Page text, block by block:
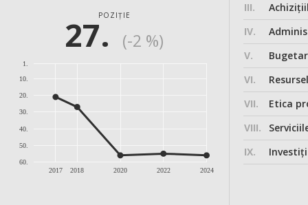
POZIȚIE
27. (-2 %)
2017 2018 2020 2022 2024
1.
10.
20.
30.
40.
50.
60.
III.
IV.
V.
VI.
VII.
Etica
VIII.
IX.
Investițiile,